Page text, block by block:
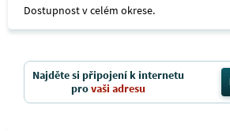
Dostupnost v celém okrese.
Najděte si připojení k internetu
provaši adresu